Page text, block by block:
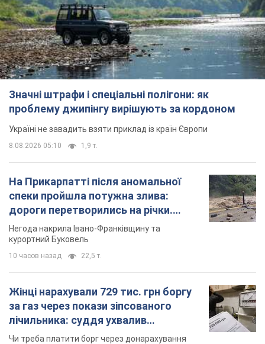
Значні штрафи і спеціальні полігони: як
проблему джипінгу вирішують за кордоном
Україні не завадить взяти приклад із країн Європи
8.08.2026 05:10 1,9 т.
На Прикарпатті після аномальної
спеки пройшла потужна злива:
дороги перетворились на річки.
Відео
Негода накрила Івано-Франківщину та
курортний Буковель
10 часов назад 22,5 т.
Жінці нарахували 729 тис. грн боргу
за газ через покази зіпсованого
лічильника: суддя ухвалив
неочікуване рішення
Чи треба платити борг через донарахування